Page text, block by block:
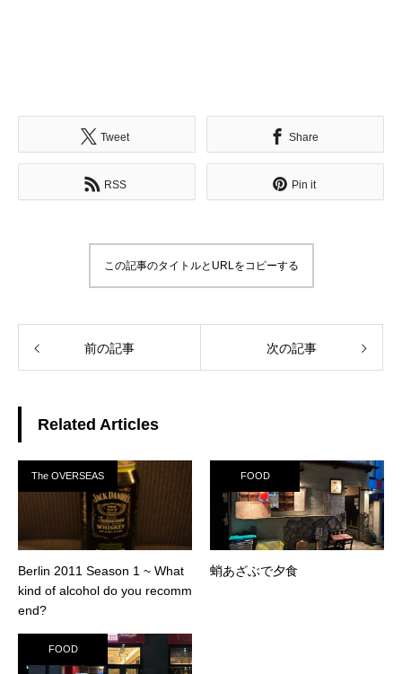
Tweet Share
RSS Pin it
この記事のタイトルとURLをコピーする
前の記事 次の記事
Related Articles
The OVERSEAS
Berlin 2011 Season 1 ~ What
kind of alcohol do you recomm
end?
FOOD
蛸あざぶで夕食
FOOD